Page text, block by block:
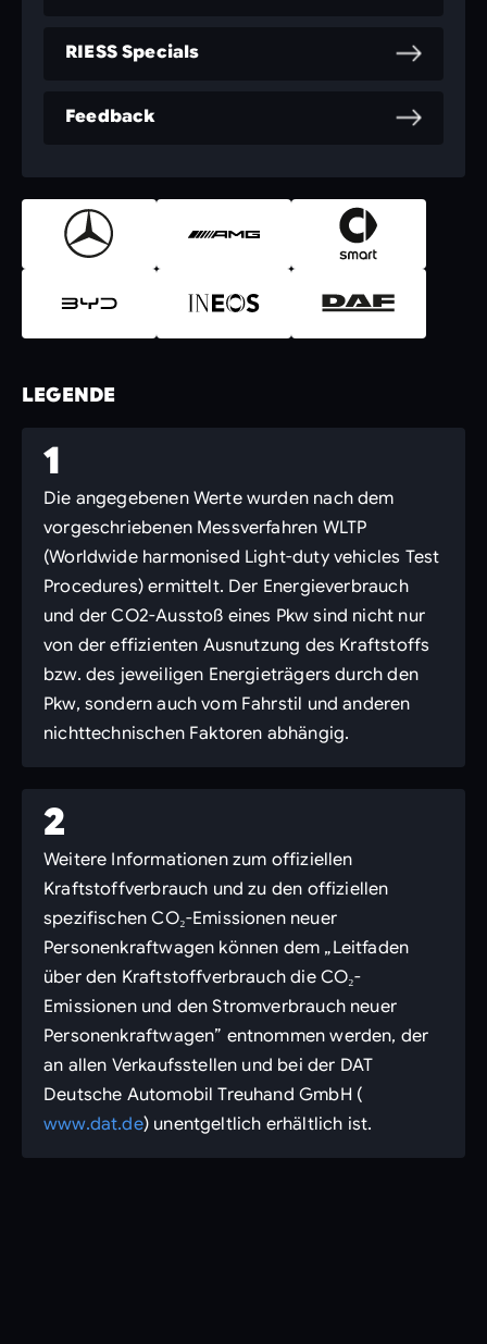
RIESS Specials
Feedback
LEGENDE
1
Die angegebenen Werte wurden nach dem
vorgeschriebenen Messverfahren WLTP
(Worldwide harmonised Light-duty vehicles Test
Procedures) ermittelt. Der Energieverbrauch
und der CO2-Ausstoß eines Pkw sind nicht nur
von der effizienten Ausnutzung des Kraftstoffs
bzw. des jeweiligen Energieträgers durch den
Pkw, sondern auch vom Fahrstil und anderen
nichttechnischen Faktoren abhängig.
2
Weitere Informationen zum offiziellen
Kraftstoffverbrauch und zu den offiziellen
spezifischen CO₂-Emissionen neuer
Personenkraftwagen können dem „Leitfaden
über den Kraftstoffverbrauch die CO₂-
Emissionen und den Stromverbrauch neuer
Personenkraftwagen” entnommen werden, der
an allen Verkaufsstellen und bei der DAT
Deutsche Automobil Treuhand GmbH (
www.dat.de) unentgeltlich erhältlich ist.